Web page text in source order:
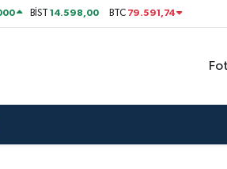
BİST14.598,00 BTC 79.591,74